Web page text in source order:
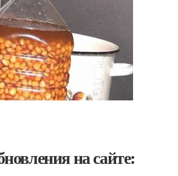
на сайте: